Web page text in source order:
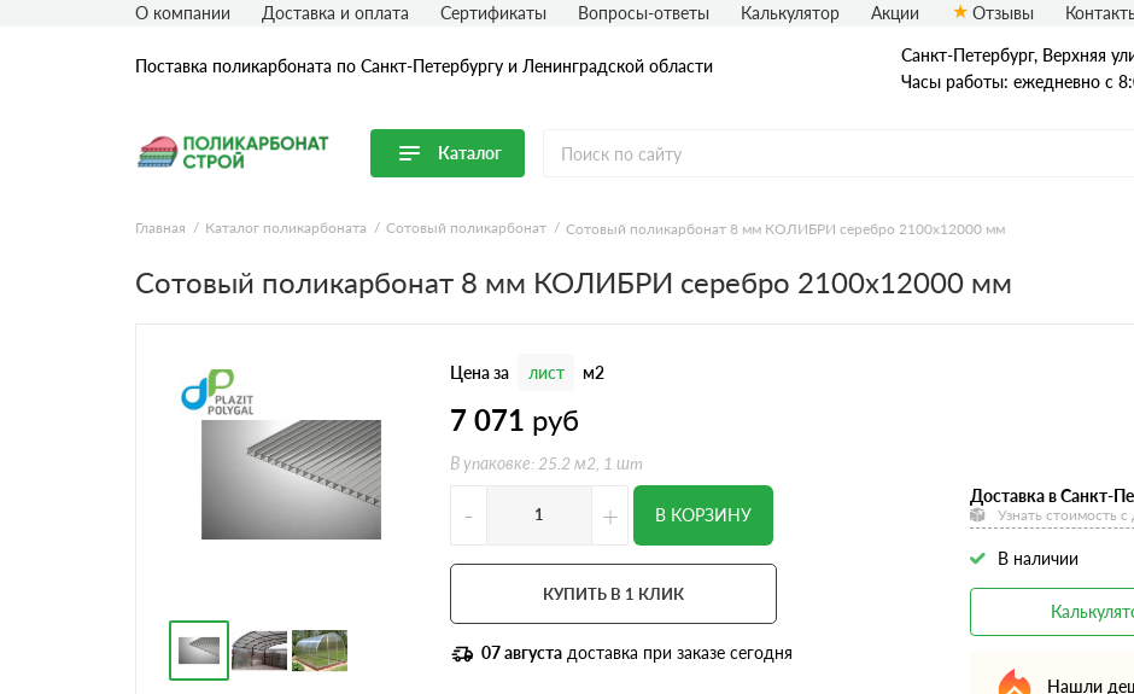
Поставка поликарбоната по Санкт-Петербургу и Ленинградской области
Санкт-Петербург, Верхняя
Часы работы: ежедневно с
Каталог
Перейти в каталог
Продуктовые линейки
Профилированный поликарбонат
Комплектующие для поликарбоната
О компании Доставка и оплата Сертификаты Вопросы-ответы Калькулятор Акции Отзывы
Главная Каталог поликарбоната Сотовый поликарбонат Сотовый поликарбонат 8 мм КОЛИБРИ серебро 2100х12000 мм
Сотовый поликарбонат 8 мм КОЛИБРИ серебро 2100х12000 мм
Цена за лист м2
7 071 руб
В упаковке: 25.2 м2, 1 шт
- + В КОРЗИНУ
КУПИТЬ В 1 КЛИК
07 августа доставка при заказе сегодня
Доставка в Санкт-
Узнать стоимость с
В наличии
Нашли